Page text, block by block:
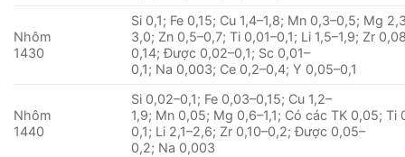
Nhôm
1430
Si 0,1; Fe 0,15; Cu 1,4–1,8; Mn 0,3–0,5; Mg
3,0; Zn 0,5–0,7; Ti 0,01–0,1; Li 1,5–1,9; Zr
0,14; Được 0,02–0,1; Sc 0,01–
0,1; Na 0,003; Ce 0,2–0,4; Y 0,05–0,1
Nhôm
1440
Si 0,02–0,1; Fe 0,03–0,15; Cu 1,2–
1,9; Mn 0,05; Mg 0,6–1,1; Có các TK 0,05; Ti
0,1; Li 2,1–2,6; Zr 0,10–0,2; Được 0,05–
0,2; Na 0,003